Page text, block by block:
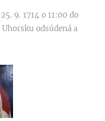
9. 1714 o 11:00 do
odsúdená a